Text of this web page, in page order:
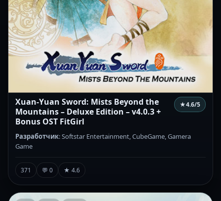
Xuan-Yuan Sword: Mists Beyond the
Mountains – Deluxe Edition – v4.0.3 +
Bonus OST FitGirl
★4.6/5
Разработчик: Softstar Entertainment, CubeGame, Gamera
Game
371 💬 0 ★ 4.6